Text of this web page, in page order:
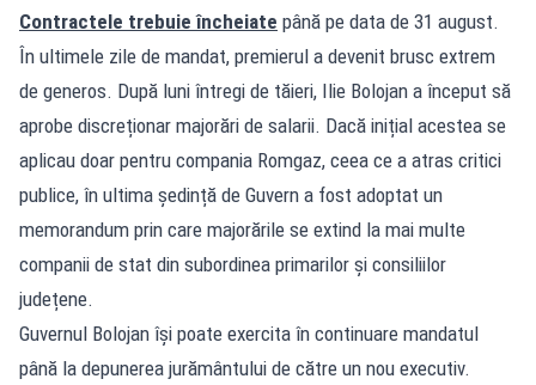
Contractele trebuie încheiate până pe data de 31 august.
În ultimele zile de mandat, premierul a devenit brusc extrem
de generos. După luni întregi de tăieri, Ilie Bolojan a început să
aprobe discreționar majorări de salarii. Dacă inițial acestea se
aplicau doar pentru compania Romgaz, ceea ce a atras critici
publice, în ultima ședință de Guvern a fost adoptat un
memorandum prin care majorările se extind la mai multe
companii de stat din subordinea primarilor și consiliilor
județene.
Guvernul Bolojan își poate exercita în continuare mandatul
până la depunerea jurământului de către un nou executiv.